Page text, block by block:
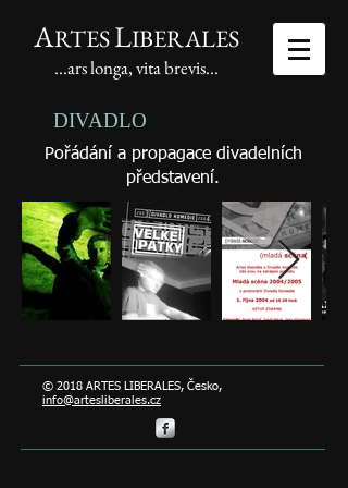
ARTESLIBERALES
...ars longa, vita brevis...
DIVADLO
Pořádání a propagace divadelních
představení.
© 2018 ARTES LIBERALES, Česko,
info@artesliberales.cz